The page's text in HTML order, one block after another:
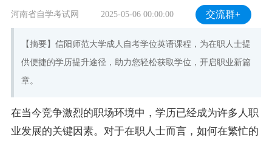
河南省自学考试网 2025-05-06 00:00:00 交流群+
【摘要】信阳师范大学成人自考学位英语课程，为在职人士提
供便捷的学历提升途径，助力您轻松获取学位，开启职业新篇
章。
在当今竞争激烈的职场环境中，学历已经成为许多人职
业发展的关键因素。对于在职人士而言，如何在繁忙的